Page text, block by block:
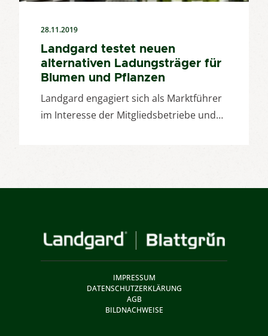
28.11.2019
Landgard testet neuen
alternativen Ladungsträger für
Blumen und Pflanzen
Landgard engagiert sich als Marktführer
im Interesse der Mitgliedsbetriebe und…
IMPRESSUM
DATENSCHUTZERKLÄRUNG
AGB
BILDNACHWEISE